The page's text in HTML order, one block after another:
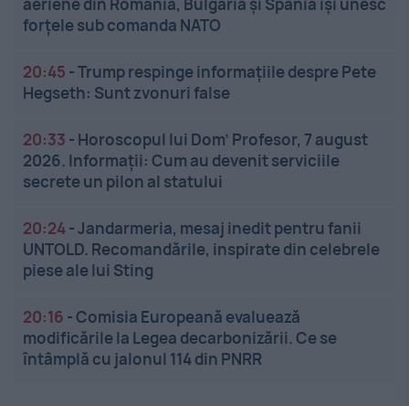
forțele sub comanda NATO
20:45 -Trump respinge informațiile despre Pete
Hegseth: Sunt zvonuri false
20:33 - Horoscopul lui Dom’ Profesor, 7 august
2026. Informații: Cum au devenit serviciile
secrete un pilon al statului
20:24-Jandarmeria, mesaj inedit pentru fanii
UNTOLD. Recomandările, inspirate din celebrele
piese ale lui Sting
20:16 -Comisia Europeană evaluează
modificările la Legea decarbonizării. Ce se
întâmplă cu jalonul 114 din PNRR